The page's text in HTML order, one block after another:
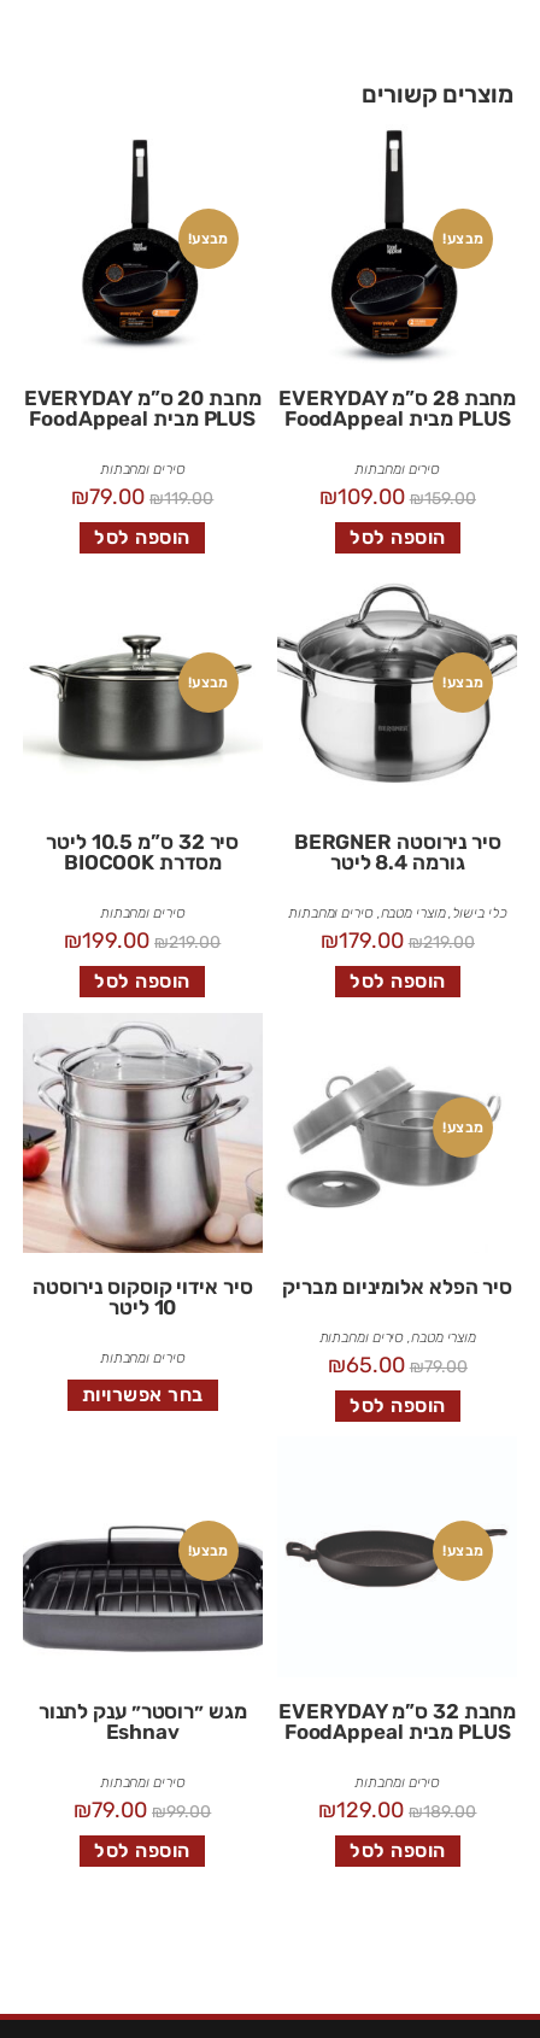
מוצרים קשורים
מבצע!
מחבת 28 ס”מ EVERYDAY
PLUS מבית FoodAppeal
סירים ומחבתות
₪159.00
₪109.00
הוספה לסל
מבצע!
מחבת 20 ס”מ EVERYDAY
PLUS מבית FoodAppeal
סירים ומחבתות
₪119.00
₪79.00
הוספה לסל
מבצע!
סיר נירוסטה BERGNER
גורמה 8.4 ליטר
כלי בישול,מוצרי מטבח,סירים ומחבתות
₪219.00
₪179.00
הוספה לסל
מבצע!
סיר 32 ס”מ 10.5 ליטר
מסדרת BIOCOOK
סירים ומחבתות
₪219.00
₪199.00
הוספה לסל
מבצע!
סיר הפלא אלומיניום מבריק
מוצרי מטבח, סירים ומחבתות
₪79.00
₪65.00
הוספה לסל
סיר אידוי קוסקוס נירוסטה
10 ליטר
סירים ומחבתות
בחר אפשרויות
מבצע!
מחבת 32 ס”מ EVERYDAY
PLUS מבית FoodAppeal
סירים ומחבתות
₪189.00
₪129.00
הוספה לסל
מבצע!
מגש ״רוסטר״ ענק לתנור
Eshnav
סירים ומחבתות
₪99.00
₪79.00
הוספה לסל